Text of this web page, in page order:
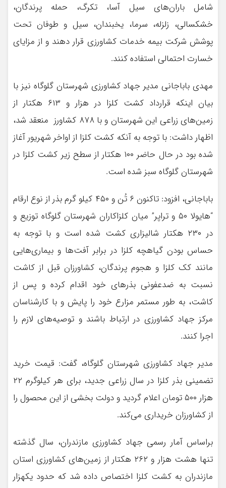
شامل باران‌های سیل آسا، تکرگ، حمله پرندگان،
خشکسالی، زلزله، سرما، یخبندان، سیل و طوفان تحت
پوشش شرکت بیمه خدمات کشاورزی قرار دهند و از مزایای
خسارت احتمالی استفاده کنند.
مهدی باباجانی مدیر جهاد کشاورزی شهرستان گلوگاه نیز با
بیان اينکه قرارداد کشت کلزا در هزار و ۶۱۳ هکتار از
زمین‌های زراعی این شهرستان و با ۸۷۸ کشاورز منعقد شد،
اظهار داشت: با توجه به آنکه کشت کلزا از اواخر شهریور آغاز
شده بود در حال حاضر ۱۰۰ هکتار از سطح زیر کشت کلزا در
شهرستان گلوگاه سبز شده است.
باباجانی، افزود: تاکنون ۶ تُن و ۴۵۰ کیلو گرم بذر از نوع ارقام
“هایولا ۵۰ و تراپر” میان کلزاکاران شهرستان گلوگاه توزیع و
در ۲۳۰ هکتار شالیزاری کشت شده است و با توجه به
حساس بودن گیاهچه کلزا در برابر آفت‌ها و بیماری‌هایی
مانند کک کلزا و هجوم پرندگان، کشاورزان قبل از کاشت
نسبت به ضدعفونی بذرهای خود اقدام کرده و پس از
کاشت، به طور مستمر مزارع خود را پایش و با کارشناسان
مرکز جهاد کشاورزی در ارتباط باشند و توصیه‌های‌ لازم را
اجرا کنند.
مدیر جهاد کشاورزی شهرستان گلوگاه، گفت: قیمت خرید
تضمینی بذر کلزا در سال زراعی جدید، برای هر کیلوگرم ۲۲
هزار ۵۰۰ تومان اعلام گردید و دولت بخشی از این محصول را
از کشاورزان خریداری می‌کند.
براساس آمار رسمی جهاد کشاورزی مازندران، سال گذشته
تنها هشت هزار و ۲۶۲ هکتار از زمین‌های کشاورزی استان
مازندران به کشت کلزا اختصاص داده شد که حدود یکهزار